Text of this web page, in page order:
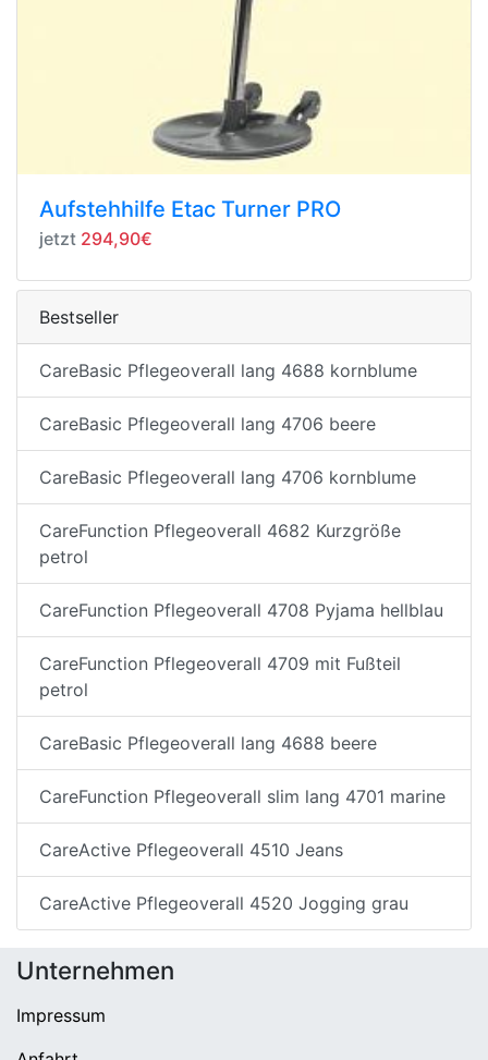
Aufstehhilfe Etac Turner PRO
jetzt 294,90€
Bestseller
CareBasic Pflegeoverall lang 4688 kornblume
CareBasic Pflegeoverall lang 4706 beere
CareBasic Pflegeoverall lang 4706 kornblume
CareFunction Pflegeoverall 4682 Kurzgröße
petrol
CareFunction Pflegeoverall 4708 Pyjama hellblau
CareFunction Pflegeoverall 4709 mit Fußteil
petrol
CareBasic Pflegeoverall lang 4688 beere
CareFunction Pflegeoverall slim lang 4701 marine
CareActive Pflegeoverall 4510 Jeans
CareActive Pflegeoverall 4520 Jogging grau
Unternehmen
Impressum